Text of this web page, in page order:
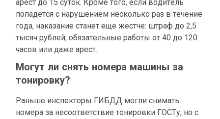
арест до 15 суток. Кроме того, если водитель
попадется с нарушением несколько раз в течение
года, наказание станет еще жестче: штраф до 2,5
тысяч рублей, обязательные работы от 40 до 120
часов или даже арест.
Могут ли снять номера машины за
тонировку?
Раньше инспекторы ГИБДД могли снимать
номера за несоответствие тонировки ГОСТу, но с